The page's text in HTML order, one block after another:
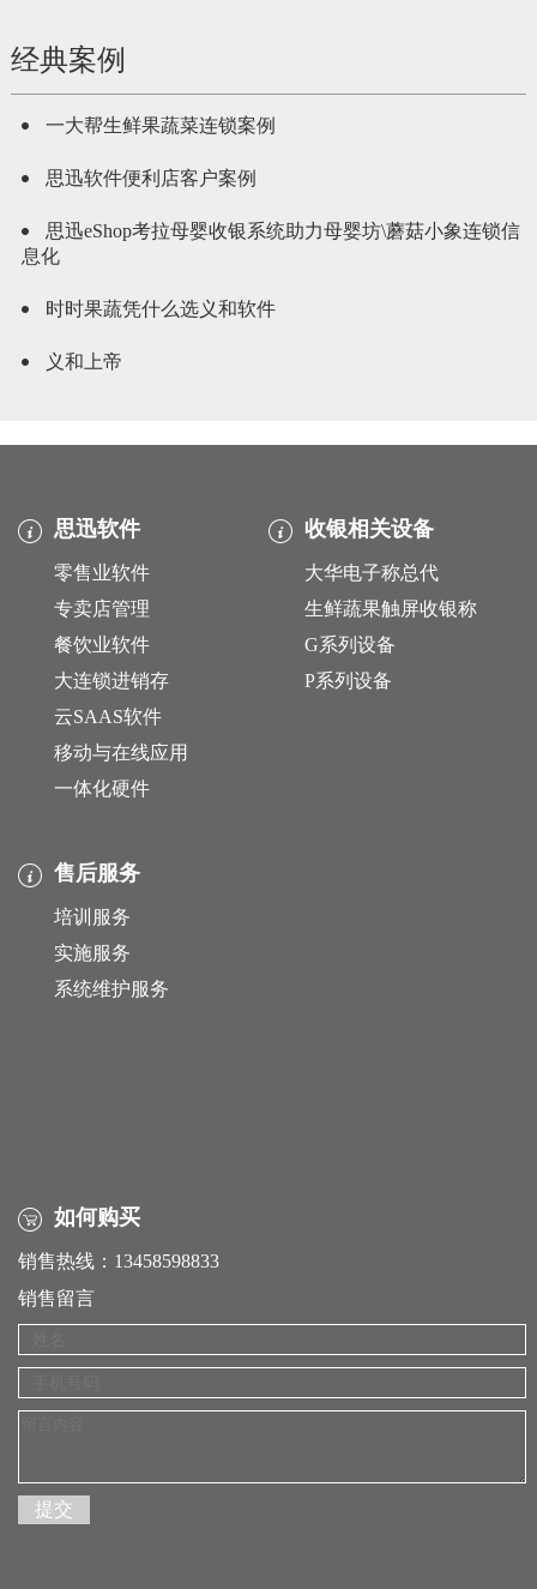
经典案例
一大帮生鲜果蔬菜连锁案例
思迅软件便利店客户案例
思迅eShop考拉母婴收银系统助力母婴坊\蘑菇小象连锁信
息化
时时果蔬凭什么选义和软件
义和上帝
思迅软件
零售业软件
专卖店管理
餐饮业软件
大连锁进销存
云SAAS软件
移动与在线应用
一体化硬件
收银相关设备
大华电子称总代
生鲜蔬果触屏收银称
G系列设备
P系列设备
售后服务
培训服务
实施服务
系统维护服务
如何购买
销售热线：13458598833
销售留言